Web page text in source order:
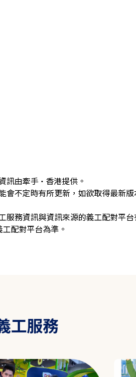
訊由牽手·香港提供。
會不定時有所更新，如欲取得最新
服務資訊與資訊來源的義工配對平
配對平台為準。
工服務